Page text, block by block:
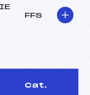
FFS
Cat.